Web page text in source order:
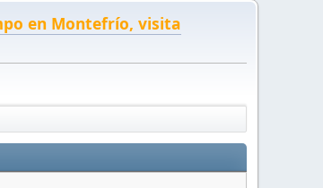
en Montefrío, visita